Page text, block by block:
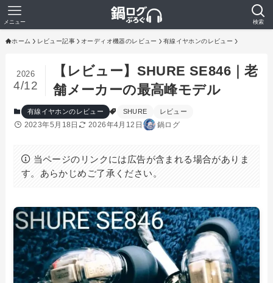
検索
メニュー
ホーム レビュー記事 オーディオ機器のレビュー 有線イヤホンのレビュー
【レビュー】SHURE SE846｜老
舗メーカーの最高峰モデル
2026
4/12
有線イヤホンのレビュー SHURE レビュー
2023年5月18日 2026年4月12日 鍋ログ
当ページのリンクには広告が含まれる場合がありま
す。あらかじめご了承ください。